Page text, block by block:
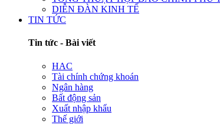
DIỄN ĐÀN KINH TẾ
TIN TỨC
Tin tức - Bài viết
HAC
Tài chính chứng khoán
Ngân hàng
Bất động sản
Xuất nhập khẩu
Thế giới